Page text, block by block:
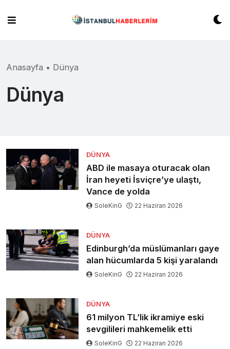
content
Anasayfa • Dünya
Dünya
DÜNYA
ABD ile masaya oturacak olan
İran heyeti İsviçre’ye ulaştı,
Vance de yolda
SoleKinG 22 Haziran 2026
DÜNYA
Edinburgh’da müslümanları gaye
alan hücumlarda 5 kişi yaralandı
SoleKinG 22 Haziran 2026
DÜNYA
61 milyon TL’lik ikramiye eski
sevgilileri mahkemelik etti
SoleKinG 22 Haziran 2026